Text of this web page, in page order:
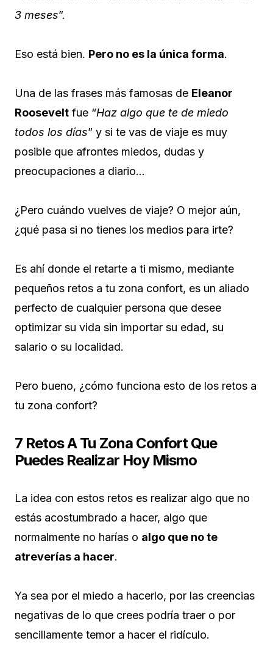
3 meses”.
Eso está bien. Pero no es la única forma.
Una de las frases más famosas de Eleanor
Roosevelt fue “Haz algo que te de miedo
todos los días” y si te vas de viaje es muy
posible que afrontes miedos, dudas y
preocupaciones a diario…
¿Pero cuándo vuelves de viaje? O mejor aún,
¿qué pasa si no tienes los medios para irte?
Es ahí donde el retarte a ti mismo, mediante
pequeños retos a tu zona confort, es un aliado
perfecto de cualquier persona que desee
optimizar su vida sin importar su edad, su
salario o su localidad.
Pero bueno, ¿cómo funciona esto de los retos a
tu zona confort?
7 Retos A Tu Zona Confort Que
Puedes Realizar Hoy Mismo
La idea con estos retos es realizar algo que no
estás acostumbrado a hacer, algo que
normalmente no harías o algo que no te
atreverías a hacer.
Ya sea por el miedo a hacerlo, por las creencias
negativas de lo que crees podría traer o por
sencillamente temor a hacer el ridículo.